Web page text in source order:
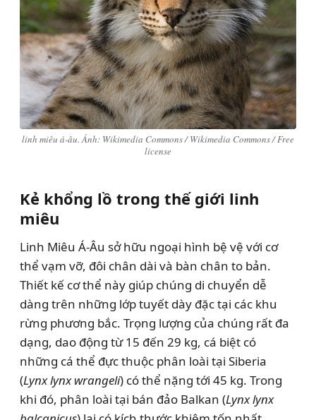
linh miêu á-âu. Ảnh: Wikimedia Commons / Wikimedia Commons / Free
license
Kẻ khổng lồ trong thế giới linh
miêu
Linh Miêu Á-Âu sở hữu ngoại hình bệ vệ với cơ
thể vạm vỡ, đôi chân dài và bàn chân to bản.
Thiết kế cơ thể này giúp chúng di chuyển dễ
dàng trên những lớp tuyết dày đặc tại các khu
rừng phương bắc. Trọng lượng của chúng rất đa
dạng, dao động từ 15 đến 29 kg, cá biệt có
những cá thể đực thuộc phân loài tại Siberia
(Lynx lynx wrangeli) có thể nặng tới 45 kg. Trong
khi đó, phân loài tại bán đảo Balkan (Lynx lynx